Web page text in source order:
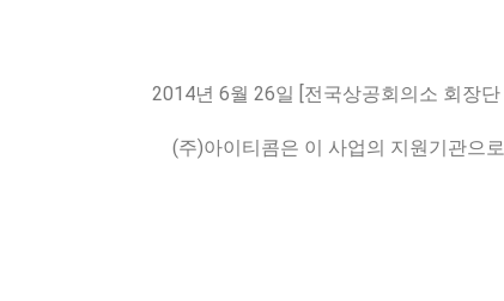
2014년 6월 26일 [전국상공회의소 회장
(주)아이티콤은 이 사업의 지원기관으